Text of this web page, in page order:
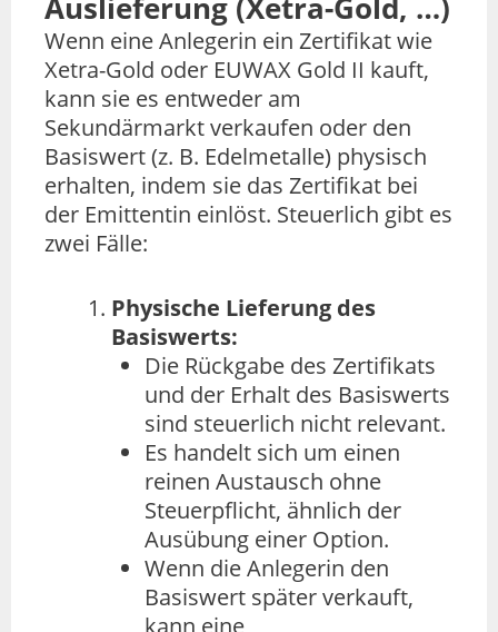
Wenn eine Anlegerin ein Zertifikat wie
Xetra-Gold oder EUWAX Gold II kauft,
kann sie es entweder am
Sekundärmarkt verkaufen oder den
Basiswert (z. B. Edelmetalle) physisch
erhalten, indem sie das Zertifikat bei
der Emittentin einlöst. Steuerlich gibt es
zwei Fälle:
Physische Lieferung des
Basiswerts:
Die Rückgabe des Zertifikats
und der Erhalt des Basiswerts
sind steuerlich nicht relevant.
Es handelt sich um einen
reinen Austausch ohne
Steuerpflicht, ähnlich der
Ausübung einer Option.
Wenn die Anlegerin den
Basiswert später verkauft,
kann eine